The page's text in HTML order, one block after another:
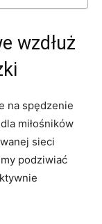
wzdłuż
na spędzenie
miłośników
sieci
podziwiać